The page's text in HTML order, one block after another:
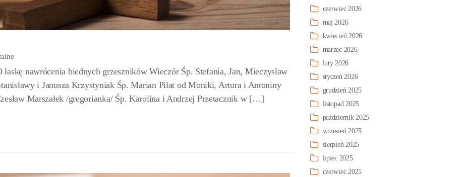
nawrócenia biednych grzeszników Wieczór Śp. Stefania, Jan, Mieczysław
i Janusza Krzystyniak Śp. Marian Piłat od Moniki, Artura i Antoniny
Marszałek /gregorianka/ Śp. Karolina i Andrzej Przetacznik w […]
czerwiec 2026
maj 2026
kwiecień 2026
marzec 2026
luty 2026
styczeń 2026
grudzień 2025
listopad 2025
październik 2025
wrzesień 2025
sierpień 2025
lipiec 2025
czerwiec 2025